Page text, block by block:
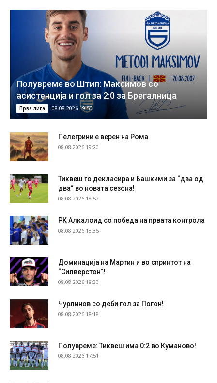
Полувреме во Штип: Максимов со
асистенција и гол за 2:0 за Брегалница
Прва лига 08.08.2026 19:50
Пелегрини е верен на Рома
08.08.2026 19:20
Тиквеш го декласира и Башкими за “два од
два“ во новата сезона!
08.08.2026 18:52
РК Алкалоид со победа на првата контрола
08.08.2026 18:35
Доминација на Мартин и во спринтот на
“Силверстон“!
08.08.2026 18:30
Чурлинов со деби гол за Погон!
08.08.2026 18:18
Полувреме: Тиквеш има 0:2 во Куманово!
08.08.2026 17:51